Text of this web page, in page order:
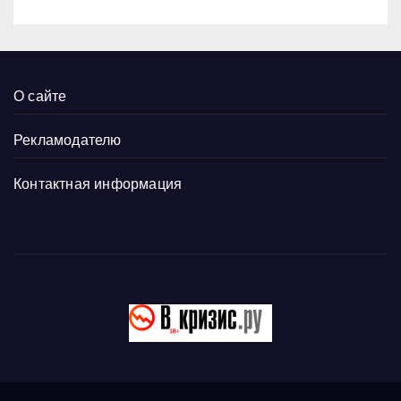
О сайте
Рекламодателю
Контактная информация